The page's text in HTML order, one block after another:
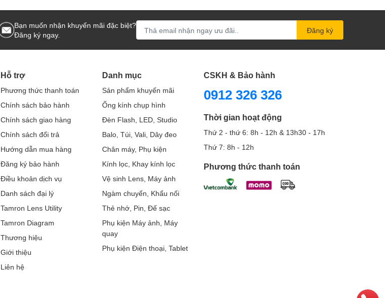
Bạn muốn nhận khuyến mãi đặc biệt?
Đăng ký ngay.
Đăng ký
Hỗ trợ
Phương thức thanh toán
Chính sách bảo hành
Chính sách giao hàng
Chính sách đổi trả
Hướng dẫn mua hàng
Đăng ký bảo hành
Điều khoản dịch vụ
Danh sách đại lý
Tamron Lens Utility
Tamron Diagram
Thương hiệu
Giới thiệu
Liên hệ
Danh mục
Sản phẩm khuyến mãi
Ống kính chụp hình
Đèn Flash, LED, Studio
Balo, Túi, Vali, Dây đeo
Chân máy, Phụ kiện
Kính lọc, Khay kính lọc
Vệ sinh Lens, Máy ảnh
Ngàm chuyển, Khẩu nối
Thẻ nhớ, Pin, Đế sạc
Phụ kiện Máy ảnh, Máy
quay
Phụ kiện Điện thoại, Tablet
CSKH & Bảo hành
0912 326 326
Thời gian hoạt động
Thứ 2 - thứ 6: 8h - 12h & 13h30 - 17h
Thứ 7: 8h - 12h
Phương thức thanh toán